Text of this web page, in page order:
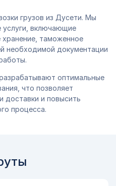
грузов из Дусети. Мы
услуги, включающие
хранение, таможенное
необходимой документации
оптимальные
что позволяет
доставки и повысить
процесса.